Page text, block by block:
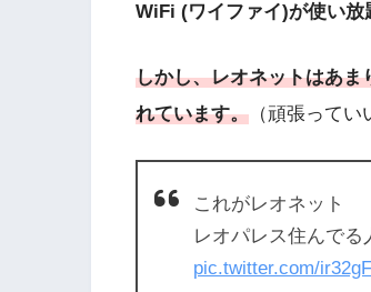
WiFi (ワイファイ)が使い放
しかし、レオネットはあま
れています。 （頑張って
これがレオネット
レオパレス住んでる
pic.twitter.com/